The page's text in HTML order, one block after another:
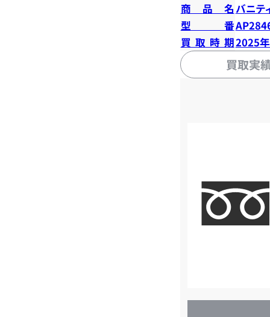
商品名バニテ
型番
買取時期2025
買取実